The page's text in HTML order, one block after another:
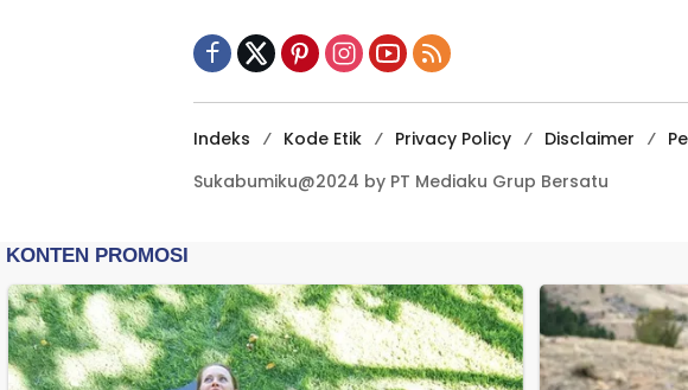
Indeks Kode Etik Privacy Policy Disclaimer
Sukabumiku@2024 by PT Mediaku Grup Bersatu